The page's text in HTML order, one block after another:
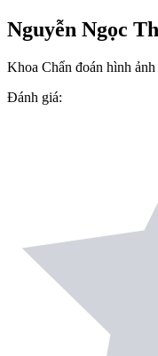
Nguyễn Ngọc
Khoa Chẩn đoán hình ảnh
Đánh giá: